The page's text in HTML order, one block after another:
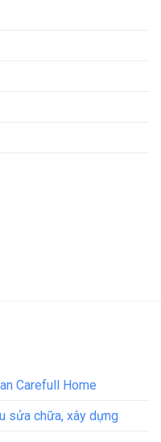
Carefull Home
sửa chữa, xây dựng